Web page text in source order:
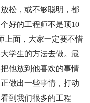
松，或不够聪明，都
好的工程师不是顶10
上面，大家一定要不惜
学生的方法去做。最
他放到他喜欢的事情
做出一些事情，打动
到我们很多的工程